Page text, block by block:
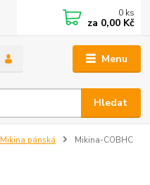
Menu
Hledat
0 ks
za 0,00 Kč
Mikina pánská Mikina-COBHC